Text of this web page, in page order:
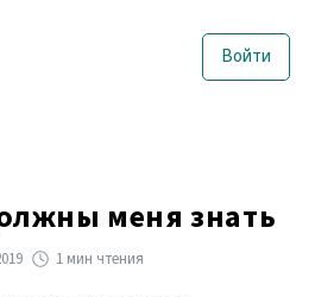
Войти
меня знать
1 мин чтения